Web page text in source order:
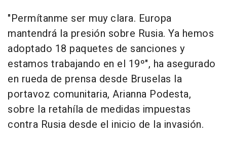
"Permítanme ser muy clara. Europa
mantendrá la presión sobre Rusia. Ya hemos
adoptado 18 paquetes de sanciones y
estamos trabajando en el 19º", ha asegurado
en rueda de prensa desde Bruselas la
portavoz comunitaria, Arianna Podesta,
sobre la retahíla de medidas impuestas
contra Rusia desde el inicio de la invasión.